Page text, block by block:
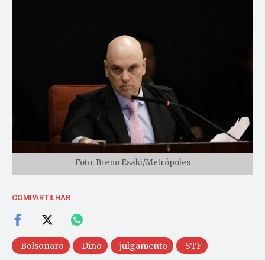
Foto: Breno Esaki/Metrópoles
COMPARTILHAR
Bolsonaro Dino julgamento STF